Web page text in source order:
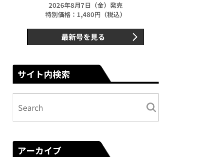
2026年8月7日（金）発売
特別価格：1,480円（税込）
最新号を見る
サイト内検索
アーカイブ